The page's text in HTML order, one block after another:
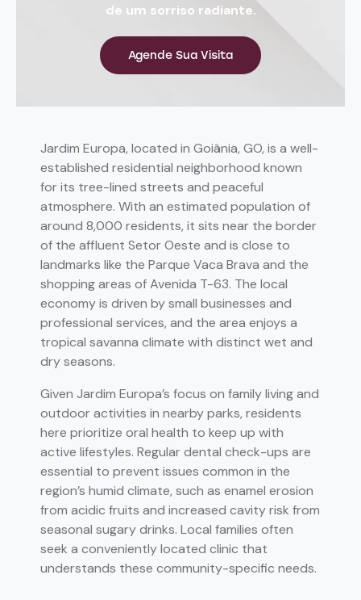
de um sorriso radiante.
Agende Sua Visita
Jardim Europa, located in Goiânia, GO, is a well-
established residential neighborhood known
for its tree-lined streets and peaceful
atmosphere. With an estimated population of
around 8,000 residents, it sits near the border
of the affluent Setor Oeste and is close to
landmarks like the Parque Vaca Brava and the
shopping areas of Avenida T-63. The local
economy is driven by small businesses and
professional services, and the area enjoys a
tropical savanna climate with distinct wet and
dry seasons.
Given Jardim Europa’s focus on family living and
outdoor activities in nearby parks, residents
here prioritize oral health to keep up with
active lifestyles. Regular dental check-ups are
essential to prevent issues common in the
region’s humid climate, such as enamel erosion
from acidic fruits and increased cavity risk from
seasonal sugary drinks. Local families often
seek a conveniently located clinic that
understands these community-specific needs.